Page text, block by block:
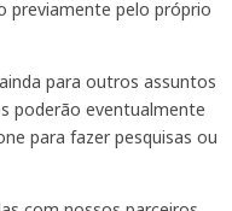
previamente pelo próprio
para outros assuntos
poderão eventualmente
para fazer pesquisas ou